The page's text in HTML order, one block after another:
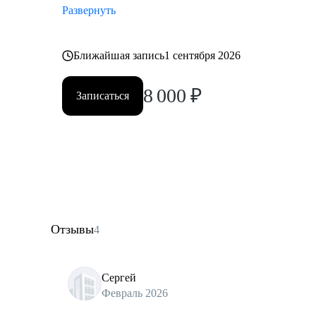
Развернуть
Ближайшая запись1 сентября 2026
Записаться 8 000 ₽
Отзывы4
Сергей
Февраль 2026